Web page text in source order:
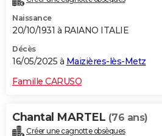
Naissance
20/10/1931 à RAIANO ITALIE
Décès
16/05/2025 à Maizières-lès-Metz
Famille CARUSO
Chantal MARTEL (76 ans)
Créer une cagnotte obsèques